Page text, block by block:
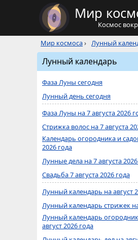
Мир
Космос
Мир космоса› Лунный
Лунный календарь
Фаза Луны сегодня
Лунный день сегодня
Фаза Луны на 7 августа 2026
Стрижка волос на 7 августа
Календарь огородника и
2026 года
Лунные дела на 7 августа
Свадьба 7 августа 2026 года
Лунный календарь на август
Лунный календарь стрижек
Лунный календарь
август 2026 года